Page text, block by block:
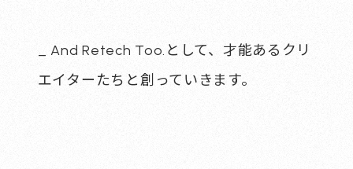
_ And Retech Too.として、 才能あるクリ
エイターたちと創っていきます。